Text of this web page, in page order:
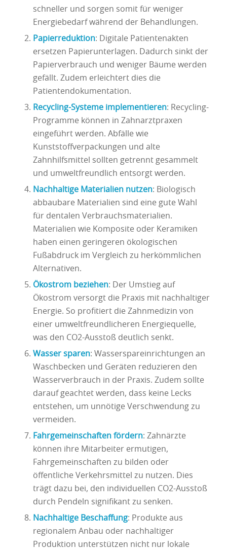
schneller und sorgen somit für weniger
Energiebedarf während der Behandlungen.
Papierreduktion: Digitale Patientenakten
ersetzen Papierunterlagen. Dadurch sinkt der
Papierverbrauch und weniger Bäume werden
gefällt. Zudem erleichtert dies die
Patientendokumentation.
Recycling-Systeme implementieren: Recycling-
Programme können in Zahnarztpraxen
eingeführt werden. Abfälle wie
Kunststoffverpackungen und alte
Zahnhilfsmittel sollten getrennt gesammelt
und umweltfreundlich entsorgt werden.
Nachhaltige Materialien nutzen: Biologisch
abbaubare Materialien sind eine gute Wahl
für dentalen Verbrauchsmaterialien.
Materialien wie Komposite oder Keramiken
haben einen geringeren ökologischen
Fußabdruck im Vergleich zu herkömmlichen
Alternativen.
Ökostrom beziehen: Der Umstieg auf
Ökostrom versorgt die Praxis mit nachhaltiger
Energie. So profitiert die Zahnmedizin von
einer umweltfreundlicheren Energiequelle,
was den CO2-Ausstoß deutlich senkt.
Wasser sparen: Wasserspareinrichtungen an
Waschbecken und Geräten reduzieren den
Wasserverbrauch in der Praxis. Zudem sollte
darauf geachtet werden, dass keine Lecks
entstehen, um unnötige Verschwendung zu
vermeiden.
Fahrgemeinschaften fördern: Zahnärzte
können ihre Mitarbeiter ermutigen,
Fahrgemeinschaften zu bilden oder
öffentliche Verkehrsmittel zu nutzen. Dies
trägt dazu bei, den individuellen CO2-Ausstoß
durch Pendeln signifikant zu senken.
Nachhaltige Beschaffung: Produkte aus
regionalem Anbau oder nachhaltiger
Produktion unterstützen nicht nur lokale